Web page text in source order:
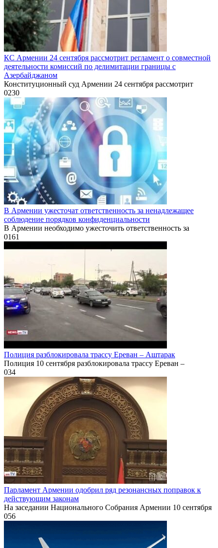
КС Армении 24 сентября рассмотрит регламент о совместной
деятельности комиссий по делимитации границы с
Азербайджаном
Конституционный суд Армении 24 сентября рассмотрит
0230
В Армении ужесточат ответственность за ненадлежащее
соблюдение порядков конфиденциальности
В Армении необходимо ужесточить ответственность за
0161
Полиция разблокировала трассу Ереван – Аштарак
Полиция 10 сентября разблокировала трассу Ереван –
034
Парламент Армении одобрил ряд резонансных поправок к
действующим законам
На заседании Национального Собрания Армении 10 сентября
056